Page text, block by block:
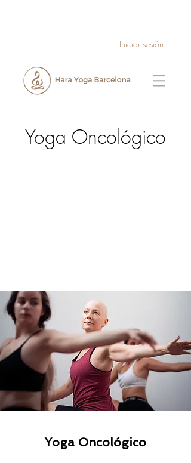
Iniciar sesión
Yoga Oncológico
Yoga Oncológico